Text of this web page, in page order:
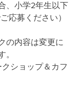
、小学2年生以下
応募ください）
の内容は変更に
。
クショップ＆カフ